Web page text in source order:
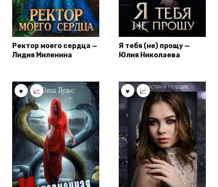
Ректор моего сердца —
Лидия Миленина
Я тебя (не) прощу —
Юлия Николаева